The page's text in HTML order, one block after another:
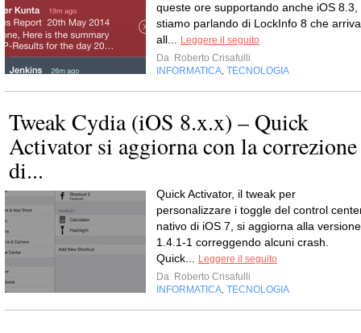
queste ore supportando anche iOS 8.3,
stiamo parlando di LockInfo 8 che arriva
all...
Leggere il seguito
Da Roberto Crisafulli
INFORMATICA TECNOLOGIA
Tweak Cydia (iOS 8.x.x) – Quick
Activator si aggiorna con la correzione
di...
Quick Activator, il tweak per
personalizzare i toggle del control
nativo di iOS 7, si aggiorna alla versione
1.4.1-1 correggendo alcuni crash.
Quick...
Leggere il seguito
Da Roberto Crisafulli
INFORMATICA TECNOLOGIA